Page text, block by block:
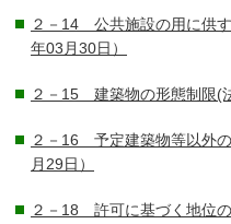
２－14 公共施設の用に供
年03月30日）
２－15 建築物の形態制限(
２－16 予定建築物等以外
月29日）
２－18 許可に基づく地位